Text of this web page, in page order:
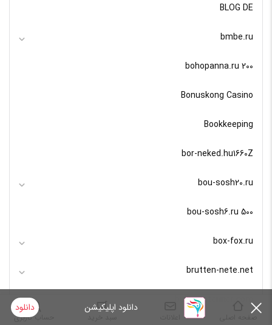
BLOG DE
bmbe.ru
bohopanna.ru 200
Bonuskong Casino
Bookkeeping
bor-neked.hu1660Z
bou-sosh20.ru
bou-sosh6.ru 500
box-fox.ru
brutten-nete.net
bulvarveteriner.com
دانلود اپلیکیشن دانلود
صفحه اصلی حساب کاربری